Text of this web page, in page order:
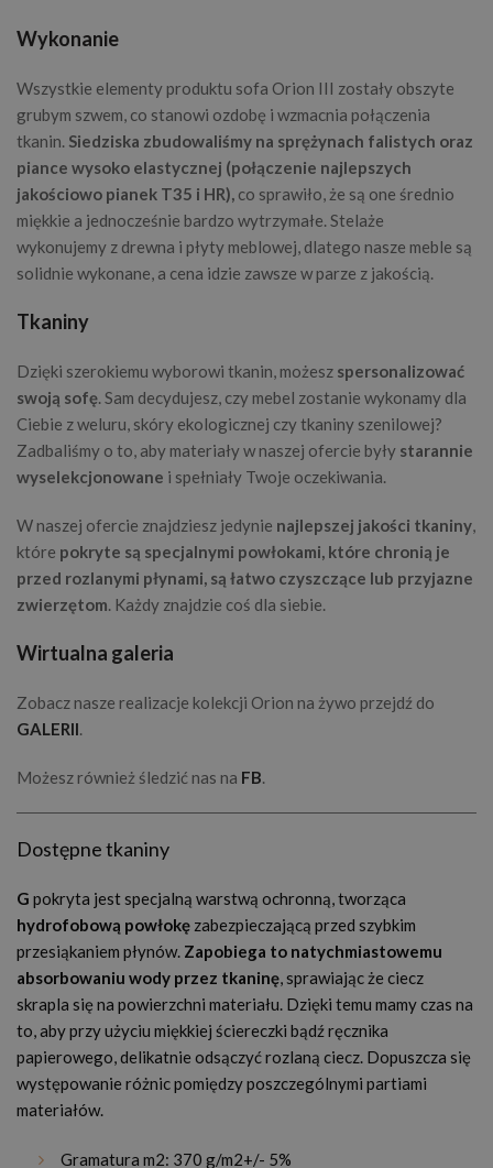
Wykonanie
Wszystkie elementy produktu sofa Orion III zostały obszyte
grubym szwem, co stanowi ozdobę i wzmacnia połączenia
tkanin. Siedziska zbudowaliśmy na sprężynach falistych oraz
piance wysoko elastycznej (połączenie najlepszych
jakościowo pianek T35 i HR), co sprawiło, że są one średnio
miękkie a jednocześnie bardzo wytrzymałe. Stelaże
wykonujemy z drewna i płyty meblowej, dlatego nasze meble są
solidnie wykonane, a cena idzie zawsze w parze z jakością.
Tkaniny
Dzięki szerokiemu wyborowi tkanin, możesz spersonalizować
swoją sofę. Sam decydujesz, czy mebel zostanie wykonamy dla
Ciebie z weluru, skóry ekologicznej czy tkaniny szenilowej?
Zadbaliśmy o to, aby materiały w naszej ofercie były starannie
wyselekcjonowane i spełniały Twoje oczekiwania.
W naszej ofercie znajdziesz jedynie najlepszej jakości tkaniny,
które pokryte są specjalnymi powłokami, które chronią je
przed rozlanymi płynami, są łatwo czyszczące lub przyjazne
zwierzętom. Każdy znajdzie coś dla siebie.
Wirtualna galeria
Zobacz nasze realizacje kolekcji Orion na żywo przejdź do
GALERII.
Możesz również śledzić nas na FB.
Dostępne tkaniny
G pokryta jest specjalną warstwą ochronną, tworząca
hydrofobową powłokę zabezpieczającą przed szybkim
przesiąkaniem płynów. Zapobiega to natychmiastowemu
absorbowaniu wody przez tkaninę, sprawiając że ciecz
skrapla się na powierzchni materiału. Dzięki temu mamy czas na
to, aby przy użyciu miękkiej ściereczki bądź ręcznika
papierowego, delikatnie odsączyć rozlaną ciecz. Dopuszcza się
występowanie różnic pomiędzy poszczególnymi partiami
materiałów.
Gramatura m2: 370 g/m2+/- 5%